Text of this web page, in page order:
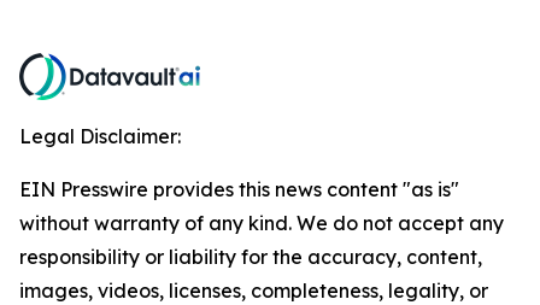
Legal Disclaimer:
EIN Presswire provides this news content "as is"
without warranty of any kind. We do not accept any
responsibility or liability for the accuracy, content,
images, videos, licenses, completeness, legality, or